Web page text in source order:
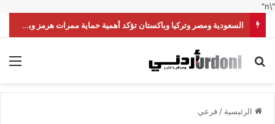
"\n"
السعودية ومصر وتركيا وباكستان تؤكد أهمية حماية ممرات هرمز وباب المندب
بحث عن
الرئيسية /فرعي